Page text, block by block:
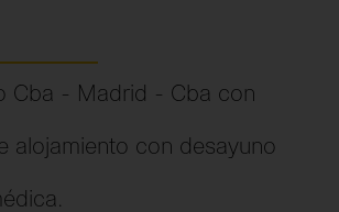
Cba - Madrid - Cba con
alojamiento con desayuno